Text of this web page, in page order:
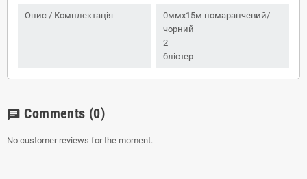
Опис / Комплектація
0ммx15м помаранчевий/
чорний
2
блістер
chat Comments (0)
No customer reviews for the moment.